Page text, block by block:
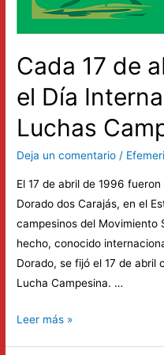
Cada 17 de
el Día
Luchas
Deja un comentario /
El 17 de abril de 1996
Dorado dos Carajás, en el
campesinos del Movimiento
hecho, conocido
Dorado, se fijó el 17 de abril
Lucha Campesina. …
Cada
Leer más »